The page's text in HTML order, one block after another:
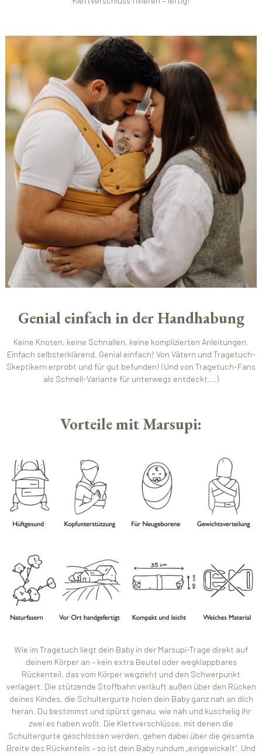
Genial einfach in der Handhabung
Keine Knoten, keine Schnallen, keine komplizierten Anleitungen.
Einfach selbsterklärend. Genial einfach! Von Vätern und Tragetuch-
Skeptikern erprobt und für gut befunden! (Und von Tragetuch-Fans
als Schnell-Variante für unterwegs entdeckt….)
Vorteile mit Marsupi:
Wie im Tragetuch liegt dein Baby in der Marsupi-Trage direkt auf
deinem Körper an – kein extra Beutel oder wegklappbares
Rückenteil, das vom Körper wegzieht und den Schwerpunkt
verlagert. Die stützende Stoffbahn verläuft außen über den Rücken
deines Kindes, die Schultergurte holen dein Baby ganz nah an dich
heran. Du bestimmst und spürst genau, wie nah und kuschelig ihr
zwei es haben wollt. Die Klettverschlüsse, mit denen die
Schultergurte geschlossen werden, gehen dabei über die gesamte
Breite des Rückenteils – so ist dein Baby rundum „eingewickelt“. Und